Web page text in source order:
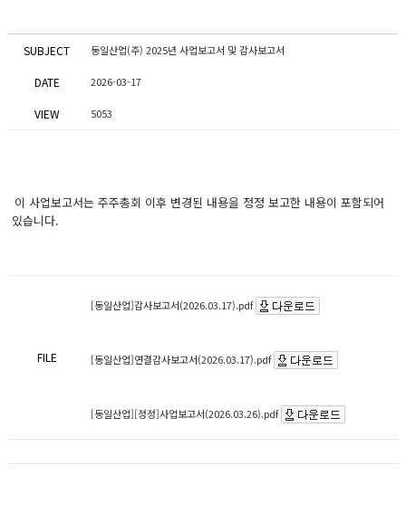
SUBJECT 동일산업(주) 2025년 사업보고서 및 감사보고서
DATE 2026-03-17
VIEW 5053
이 사업보고서는 주주총회 이후 변경된 내용을 정정 보고한 내용이 포함되어
있습니다.
FILE
[동일산업]감사보고서(2026.03.17).pdf
[동일산업]연결감사보고서(2026.03.17).pdf
[동일산업][정정]사업보고서(2026.03.26).pdf